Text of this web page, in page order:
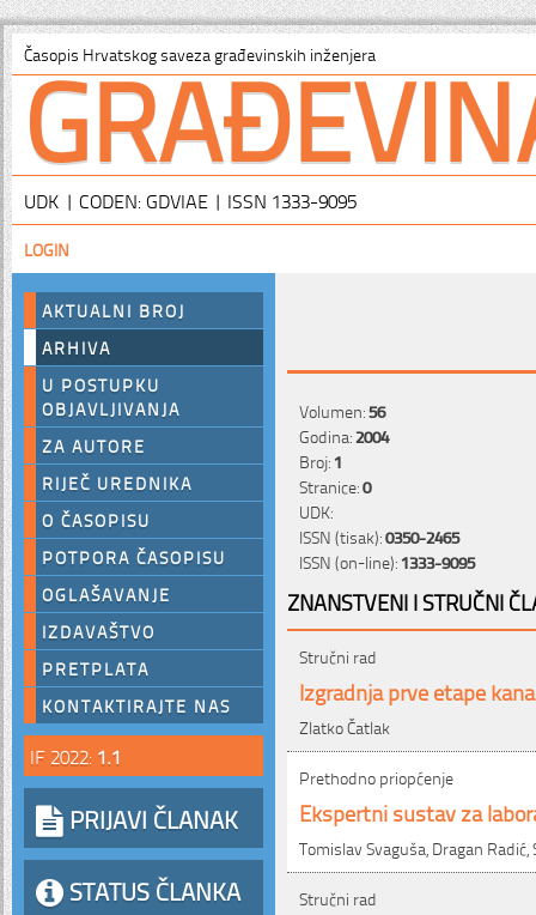
Časopis Hrvatskog saveza građevinskih inženjera
UDK | CODEN: GDVIAE | ISSN 1333-9095
LOGIN
AKTUALNI BROJ
ARHIVA
U POSTUPKU
OBJAVLJIVANJA
ZA AUTORE
RIJEČ UREDNIKA
O ČASOPISU
POTPORA ČASOPISU
OGLAŠAVANJE
IZDAVAŠTVO
PRETPLATA
KONTAKTIRAJTE NAS
IF 2022: 1.1
PRIJAVI ČLANAK
STATUS ČLANKA
Volumen:56
Godina:2004
Broj:1
Stranice:0
UDK:
ISSN (tisak):0350-2465
ISSN (on-line):1333-9095
ZNANSTVENI I STRUČNI
Stručni rad
Izgradnja prve etape
Zlatko Čatlak
Prethodno priopćenje
Ekspertni sustav za
Tomislav Svaguša, Dragan
Stručni rad